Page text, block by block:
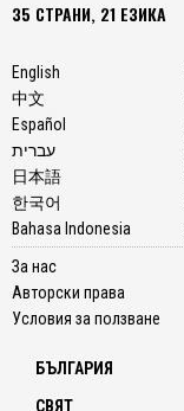
35 СТРАНИ, 21 ЕЗИКА
English
中文
Español
עברית
日本語
한국어
Bahasa Indonesia
За нас
Авторски права
Условия за ползване
БЪЛГАРИЯ
СВЯТ